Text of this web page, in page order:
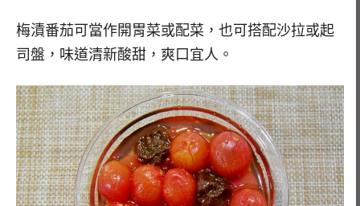
梅漬番茄可當作開胃菜或配菜，也可搭配沙拉或起
司盤，味道清新酸甜，爽口宜人。